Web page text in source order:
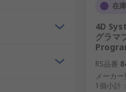
エレクトロニクス関連プ
ュレーション / シミュレー
、Microchip、
在
4D
グラマ
RS品番
メーカー
1個小計：